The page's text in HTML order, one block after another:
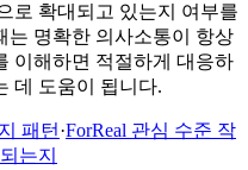
로 확대되고 있는지 여부를
는 명확한 의사소통이 항상
이해하면 적절하게 대응하
데 도움이 됩니다.
패턴 ·ForReal 관심 수준 작
는지